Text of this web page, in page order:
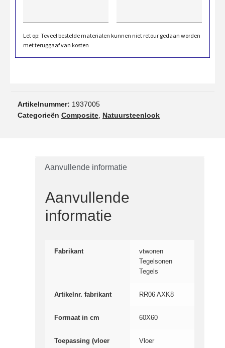
Let op: Teveel bestelde materialen kunnen niet retour gedaan worden
met teruggaaf van kosten
Artikelnummer: 1937005
Categorieën Composite, Natuursteenlook
Aanvullende informatie
Aanvullende
informatie
Fabrikant
vtwonen
Tegelsonen
Tegels
Artikelnr. fabrikant RR06 AXK8
Formaat in cm 60X60
Toepassing (vloer
Vloer